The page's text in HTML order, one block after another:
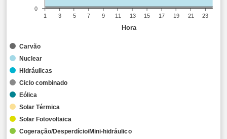
Hora
Carvão
Nuclear
Hidráulicas
Ciclo combinado
Eólica
Solar Térmica
Solar Fotovoltaica
Cogeração/Desperdício/Mini-hidráulico
1 3 5 7 9 11 13 15 17 19 21 23
0